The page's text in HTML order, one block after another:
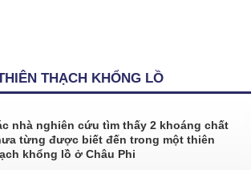
THẠCH KHỔNG LỒ
nhà nghiên cứu tìm thấy 2 khoáng chất
từng được biết đến trong một thiên
khổng lồ ở Châu Phi